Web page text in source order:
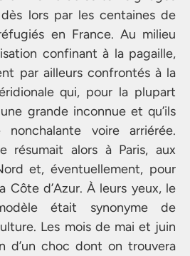
lors par les centaines de
en France. Au milieu
confinant à la pagaille,
par ailleurs confrontés à la
qui, pour la plupart
grande inconnue et qu’ils
nonchalante voire arriérée.
résumait alors à Paris, aux
et, éventuellement, pour
Côte d’Azur. À leurs yeux, le
était synonyme de
Les mois de mai et juin
d’un choc dont on trouvera